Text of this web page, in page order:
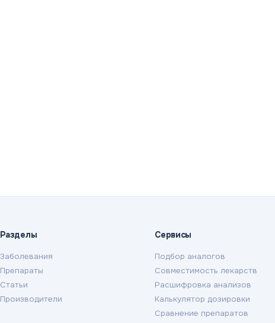
Разделы
Заболевания
Препараты
Статьи
Производители
Сервисы
Подбор аналогов
Совместимость лекарств
Расшифровка анализов
Калькулятор дозировки
Сравнение препаратов